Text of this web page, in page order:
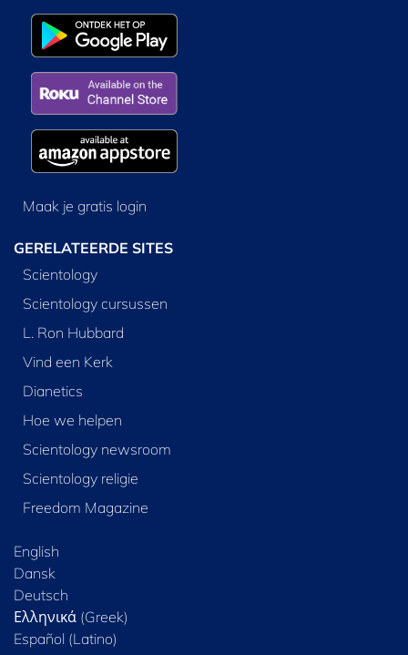
Maak je gratis login
GERELATEERDE SITES
Scientology
Scientology cursussen
L. Ron Hubbard
Vind een Kerk
Dianetics
Hoe we helpen
Scientology newsroom
Scientology religie
Freedom Magazine
English
Dansk
Deutsch
Ελληνικά (Greek)
Español (Latino)